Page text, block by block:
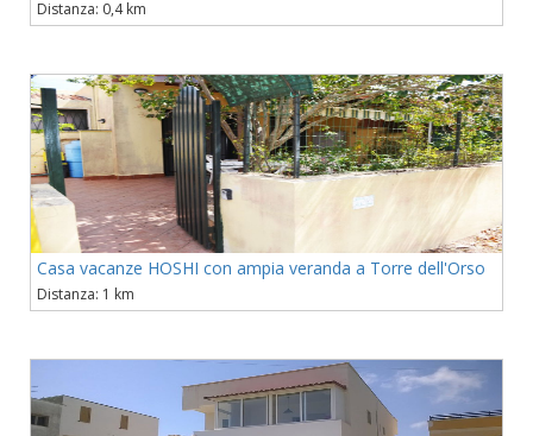
Distanza: 0,4 km
Casa vacanze HOSHI con ampia veranda a Torre dell'Orso
Distanza: 1 km